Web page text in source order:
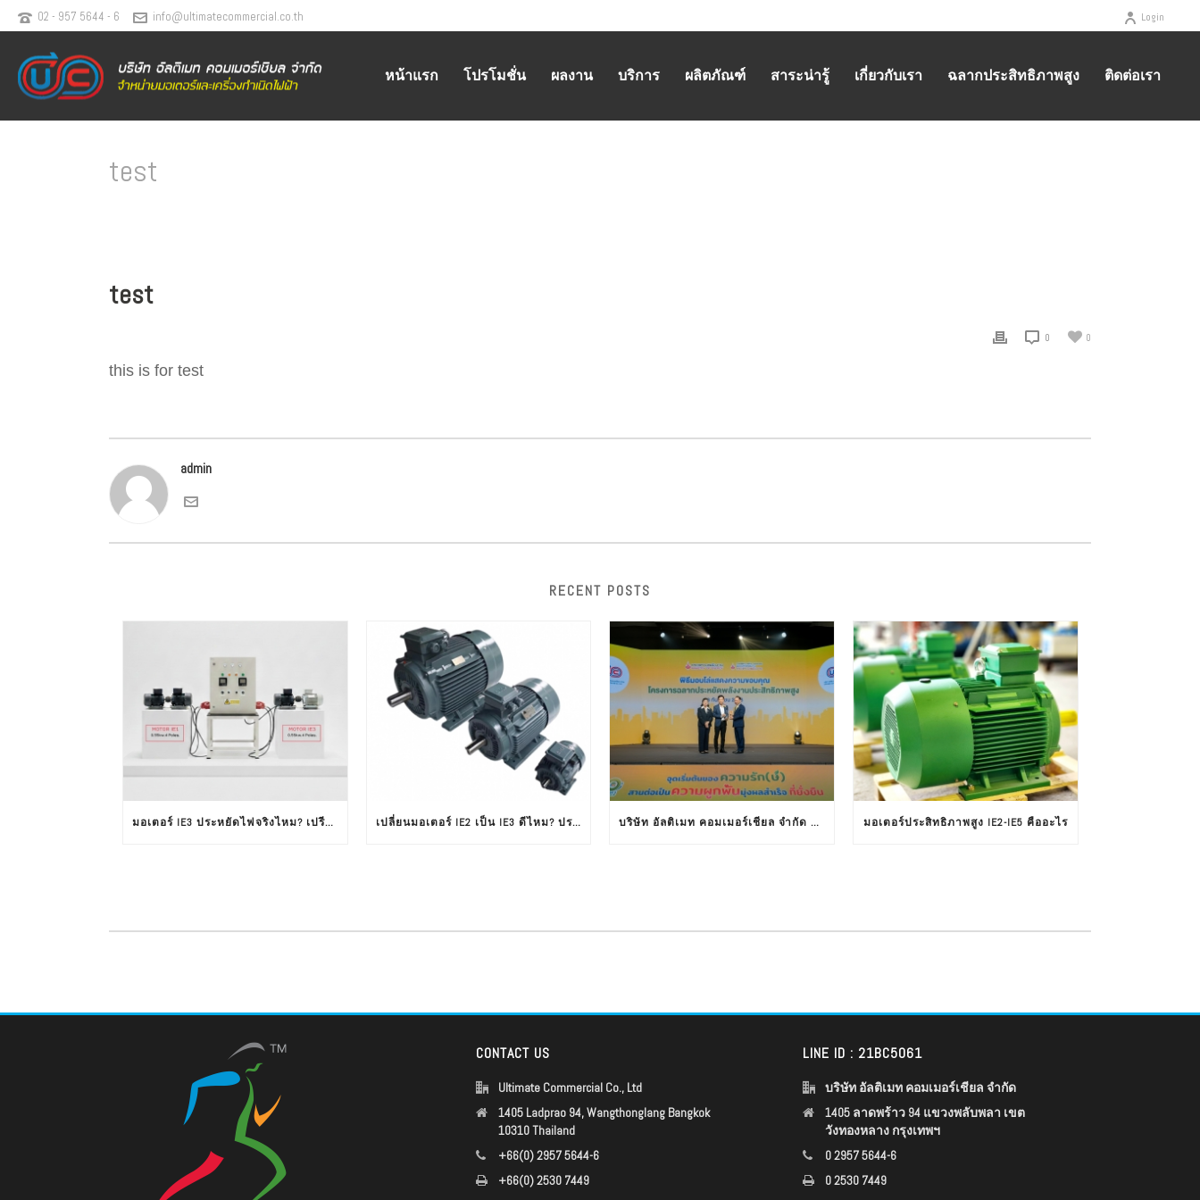
02 - 957 5644 - 6 info@ultimatecommercial.co.th Login
หน้าแรก โปรโมชั่น ผลงาน บริการ ผลิตภัณฑ์ สาระน่ารู้ เกี่ยวกับเรา ฉลากประสิทธิภาพสูง ติดต่อเรา
test
test
0
0
this is for test
admin
RECENT POSTS
มอเตอร์ IE3 ประหยัดไฟจริงไหม? เปรียบเทียบ IE3 VS IE1 จากผลทดสอบใช้งานจริง เปลี่ยนมอเตอร์ IE2 เป็น IE3 ดีไหม? ประหยัดพลังงาน คุ้มค่าหรือไม่ ? บริษัท อัลติเมท คอมเมอร์เชียล จำกัด รับโล่ประกาศเกียรติคุณในงานครบรอบ 30 ปีฉลากประหยัดไฟฟ้าเบอร์ 5 มอเตอร์ประสิทธิภาพสูง IE2-IE5 คืออะไร
CONTACT US
Ultimate Commercial Co., Ltd
1405 Ladprao 94, Wangthonglang Bangkok
10310 Thailand
+66(0) 2957 5644-6
+66(0) 2530 7449
LINE ID : 21BC5061
บริษัท อัลติเมท คอมเมอร์เชียล จำกัด
1405 ลาดพร้าว 94 แขวงพลับพลา เขต
วังทองหลาง กรุงเทพฯ
0 2957 5644-6
0 2530 7449